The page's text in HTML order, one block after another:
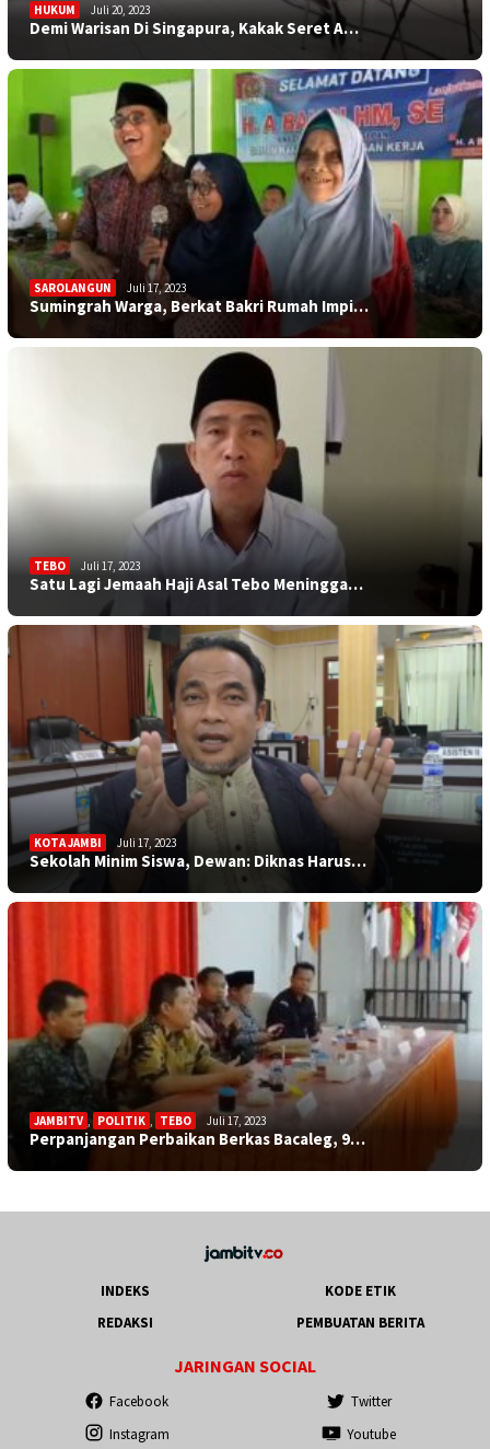
HUKUM Juli 20, 2023
Demi Warisan Di Singapura, Kakak Seret A…
SAROLANGUN Juli 17, 2023
Sumingrah Warga, Berkat Bakri Rumah Impi…
TEBO Juli 17, 2023
Satu Lagi Jemaah Haji Asal Tebo Meningga…
KOTA JAMBI Juli 17, 2023
Sekolah Minim Siswa, Dewan: Diknas Harus…
JAMBITV , POLITIK , TEBO Juli 17, 2023
Perpanjangan Perbaikan Berkas Bacaleg, 9…
INDEKS
KODE ETIK
REDAKSI
PEMBUATAN BERITA
JARINGAN SOCIAL
Facebook
Twitter
Instagram
Youtube